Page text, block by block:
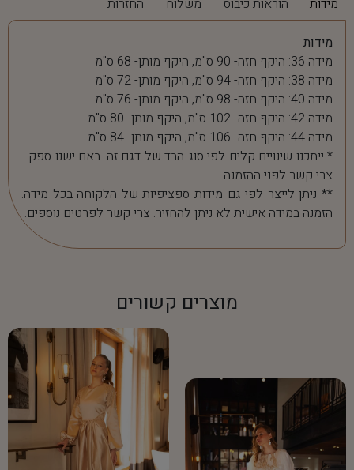
מידות הוראות כיבוס משלוח החזרות
מידות
מידה 36: היקף חזה- 90 ס"מ, היקף מותן- 68 ס"מ
מידה 38: היקף חזה- 94 ס"מ, היקף מותן- 72 ס"מ
מידה 40: היקף חזה- 98 ס"מ, היקף מותן- 76 ס"מ
מידה 42: היקף חזה- 102 ס"מ, היקף מותן- 80 ס"מ
מידה 44: היקף חזה- 106 ס"מ, היקף מותן- 84 ס"מ
* ייתכנו שינויים קלים לפי סוג הבד של דגם זה. באם ישנו ספק -
צרי קשר לפני ההזמנה.
** ניתן לייצר לפי גם מידות ספציפיות של הלקוחה בכל מידה.
הזמנה במידה אישית לא ניתן להחזיר. צרי קשר לפרטים נוספים.
מוצרים קשורים